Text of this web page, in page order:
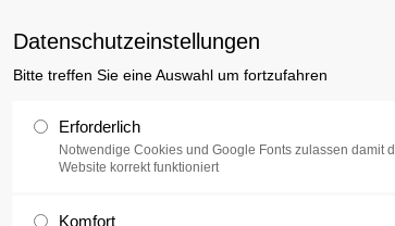
Datenschutzeinstellungen
Bitte treffen Sie eine Auswahl um fortzufahren
Erforderlich
Notwendige Cookies und Google Fonts zulassen damit
Website korrekt funktioniert
Komfort